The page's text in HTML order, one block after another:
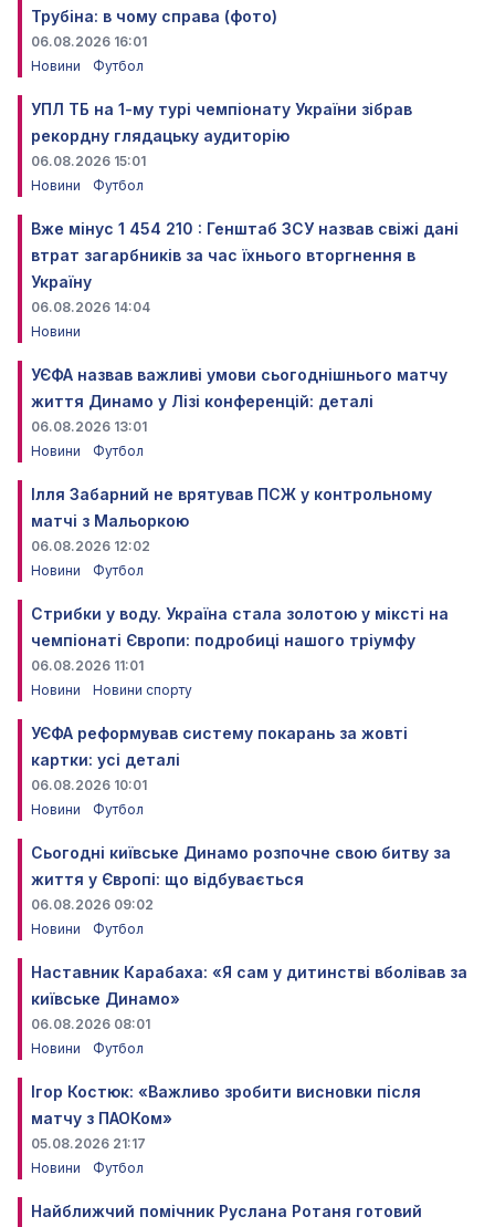
Трубіна: в чому справа (фото)
06.08.2026 16:01
Новини
Футбол
УПЛ ТБ на 1-му турі чемпіонату України зібрав
рекордну глядацьку аудиторію
06.08.2026 15:01
Новини
Футбол
Вже мінус 1 454 210 : Генштаб ЗСУ назвав свіжі дані
втрат загарбників за час їхнього вторгнення в
Україну
06.08.2026 14:04
Новини
УЄФА назвав важливі умови сьогоднішнього матчу
життя Динамо у Лізі конференцій: деталі
06.08.2026 13:01
Новини
Футбол
Ілля Забарний не врятував ПСЖ у контрольному
матчі з Мальоркою
06.08.2026 12:02
Новини
Футбол
Стрибки у воду. Україна стала золотою у міксті на
чемпіонаті Європи: подробиці нашого тріумфу
06.08.2026 11:01
Новини
Новини спорту
УЄФА реформував систему покарань за жовті
картки: усі деталі
06.08.2026 10:01
Новини
Футбол
Сьогодні київське Динамо розпочне свою битву за
життя у Європі: що відбувається
06.08.2026 09:02
Новини
Футбол
Наставник Карабаха: «Я сам у дитинстві вболівав за
київське Динамо»
06.08.2026 08:01
Новини
Футбол
Ігор Костюк: «Важливо зробити висновки після
матчу з ПАОКом»
05.08.2026 21:17
Новини
Футбол
Найближчий помічник Руслана Ротаня готовий